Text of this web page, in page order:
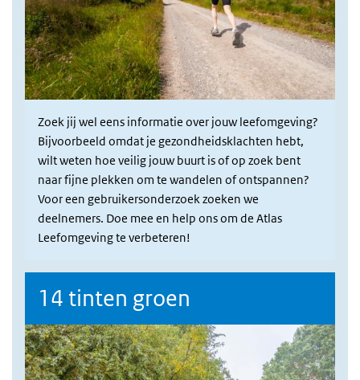
Zoek jij wel eens informatie over jouw leefomgeving?
Bijvoorbeeld omdat je gezondheidsklachten hebt,
wilt weten hoe veilig jouw buurt is of op zoek bent
naar fijne plekken om te wandelen of ontspannen?
Voor een gebruikersonderzoek zoeken we
deelnemers. Doe mee en help ons om de Atlas
Leefomgeving te verbeteren!
14 tinten groen